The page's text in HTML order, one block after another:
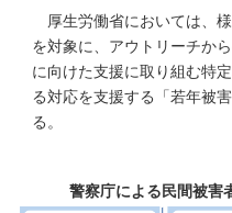
厚生労働省においては、
を対象に、アウトリーチか
に向けた支援に取り組む特
る対応を支援する「若年被
る。
警察庁による民間被害